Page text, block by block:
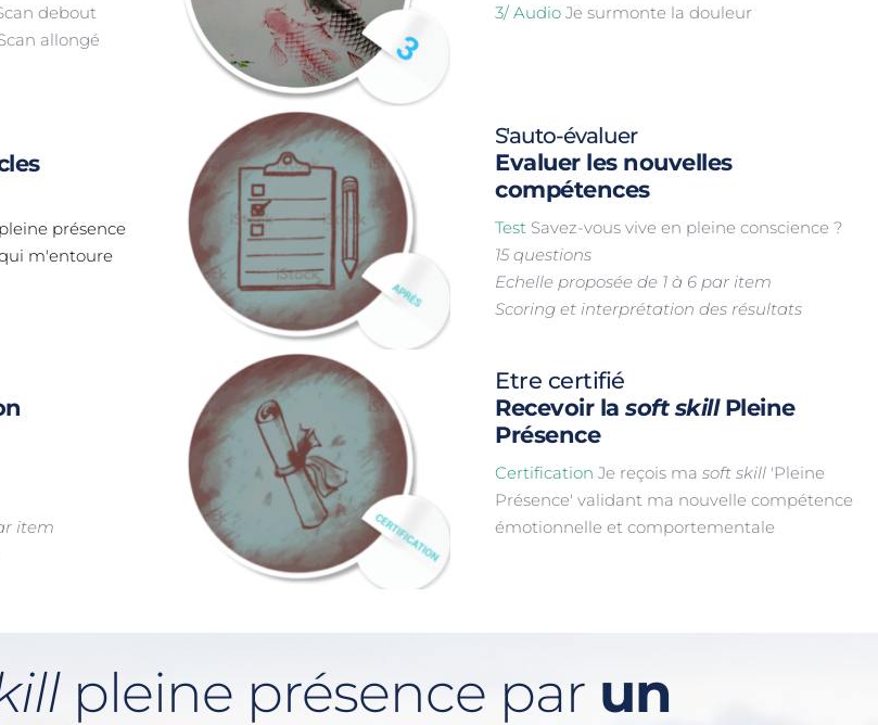
debout
allongé
3/ Audio Je surmonte la douleur
présence
m'entoure
S'auto-évaluer
Evaluer les nouvelles
compétences
Test Savez-vous vive en pleine conscience ?
15 questions
Echelle proposée de 1 à 6 par item
Scoring et interprétation des résultats
item
Etre certifié
Recevoir la soft skill Pleine
Présence
Certification Je reçois ma soft skill 'Pleine
Présence' validant ma nouvelle compétence
émotionnelle et comportementale
pleine présence par un